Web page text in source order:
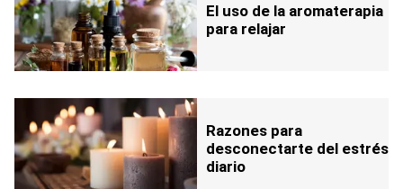
El uso de la aromaterapia
para relajar
Razones para
desconectarte del estrés
diario